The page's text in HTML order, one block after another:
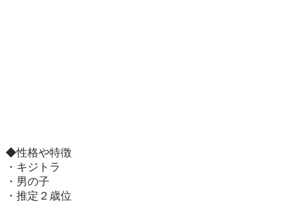
◆性格や特徴
・キジトラ
・男の子
・推定２歳位